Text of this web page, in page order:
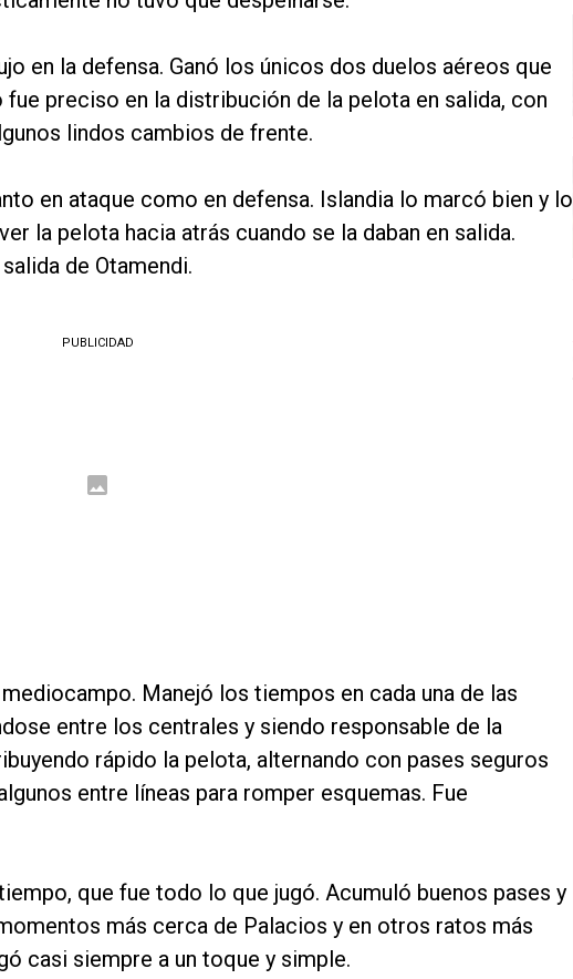
en la defensa. Ganó los únicos dos duelos aéreos que
preciso en la distribución de la pelota en salida, con
lindos cambios de frente.
en ataque como en defensa. Islandia lo marcó bien y lo
la pelota hacia atrás cuando se la daban en salida.
de Otamendi.
PUBLICIDAD
Manejó los tiempos en cada una de las
entre los centrales y siendo responsable de la
rápido la pelota, alternando con pases seguros
entre líneas para romper esquemas. Fue
que fue todo lo que jugó. Acumuló buenos pases y
más cerca de Palacios y en otros ratos más
casi siempre a un toque y simple.